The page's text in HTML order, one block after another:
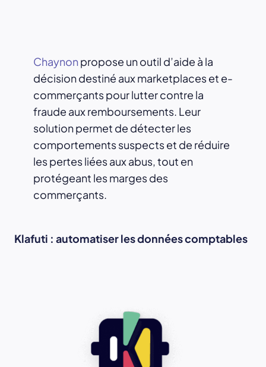
Chaynon propose un outil d’aide à la
décision destiné aux marketplaces et e-
commerçants pour lutter contre la
fraude aux remboursements. Leur
solution permet de détecter les
comportements suspects et de réduire
les pertes liées aux abus, tout en
protégeant les marges des
commerçants.
Klafuti : automatiser les données comptables